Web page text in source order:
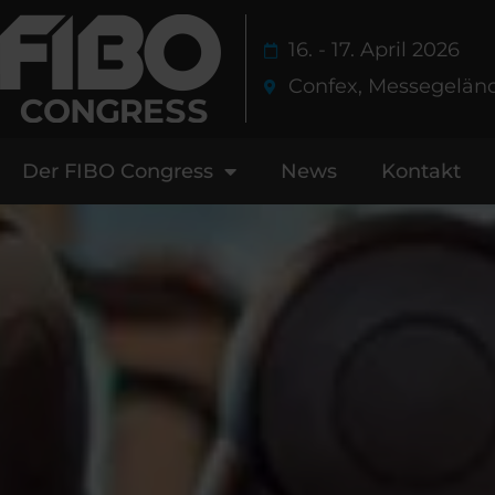
Zum
Inhalt
16. - 17. April 2026
Confex,
Der FIBO Congress News Kontakt